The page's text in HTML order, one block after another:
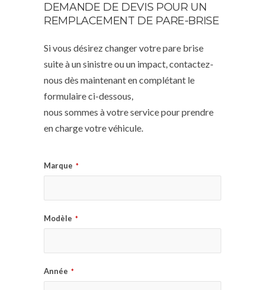
DEMANDE DE DEVIS POUR UN
REMPLACEMENT DE PARE-BRISE
Si vous désirez changer votre pare brise
suite à un sinistre ou un impact, contactez-
nous dès maintenant en complétant le
formulaire ci-dessous,
nous sommes à votre service pour prendre
en charge votre véhicule.
Marque *
Modèle *
Année *